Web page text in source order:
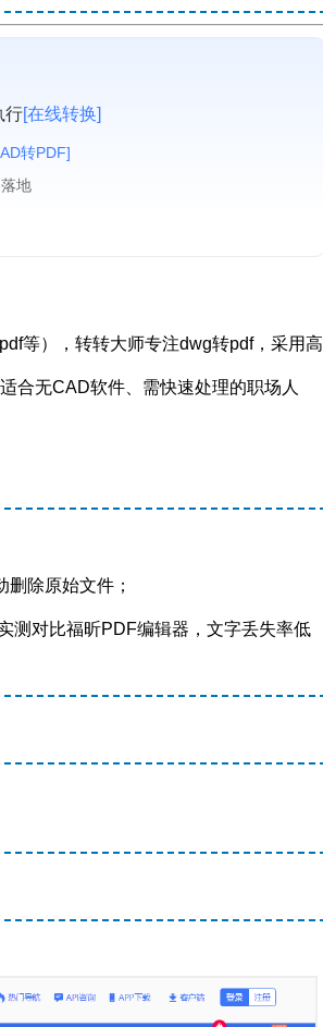
行[在线转换]
转PDF]
地
等），转转大师专注dwg转pdf，采用高
合无CAD软件、需快速处理的职场人
除原始文件；
测对比福昕PDF编辑器，文字丢失率低